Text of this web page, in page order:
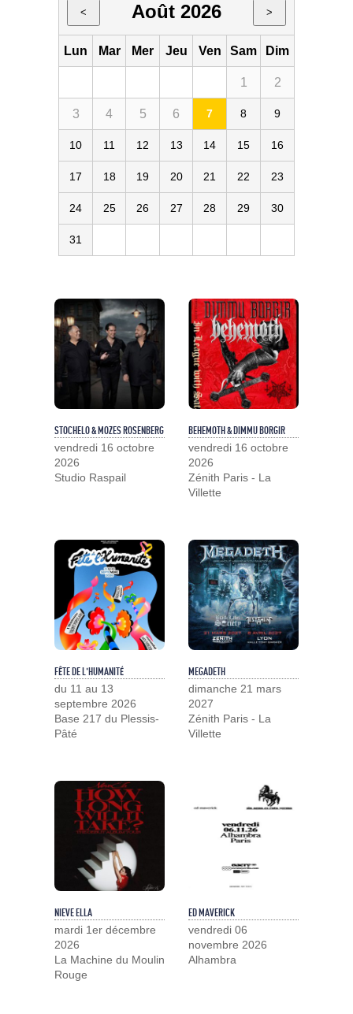
< Août 2026 >
Lun Mar Mer Jeu Ven Sam Dim
1 2
3 4 5 6 7 8 9
10 11 12 13 14 15 16
17 18 19 20 21 22 23
24 25 26 27 28 29 30
31
STOCHELO & MOZES ROSENBERG
vendredi 16 octobre
2026
Studio Raspail
BEHEMOTH & DIMMU BORGIR
vendredi 16 octobre
2026
Zénith Paris - La
Villette
FÊTE DE L'HUMANITÉ
du 11 au 13
septembre 2026
Base 217 du Plessis-
Pâté
MEGADETH
dimanche 21 mars
2027
Zénith Paris - La
Villette
NIEVE ELLA
mardi 1er décembre
2026
La Machine du Moulin
Rouge
ED MAVERICK
vendredi 06
novembre 2026
Alhambra